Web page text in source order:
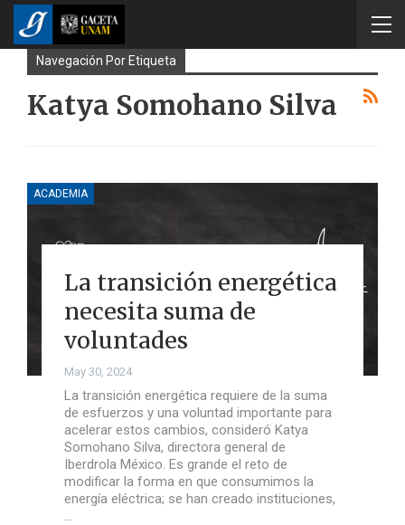
Navegación Por Etiqueta
Katya Somohano Silva
ACADEMIA
La transición energética
necesita suma de
voluntades
May 30, 2024
La transición energética requiere de la suma
de esfuerzos y una voluntad importante para
acelerar estos cambios, consideró Katya
Somohano Silva, directora general de
Iberdrola México. Es grande el reto de
modificar la forma en que consumimos la
energía eléctrica; se han creado instituciones,
…